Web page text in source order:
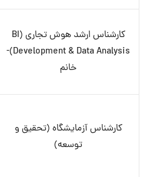
کارشناس ارشد هوش تجاری (BI
Development & Data Analysis)-
خانم
کارشناس آزمایشگاه (تحقیق و
توسعه)